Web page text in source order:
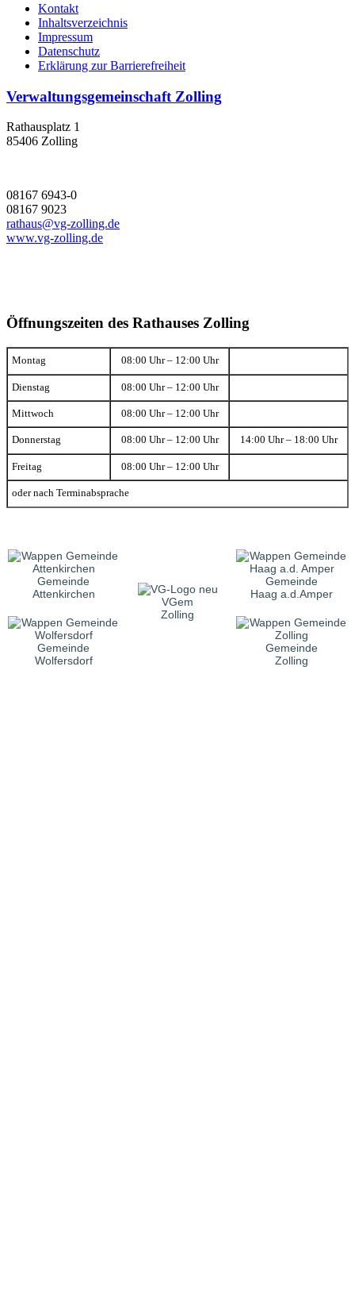
Kontakt
Inhaltsverzeichnis
Impressum
Datenschutz
Erklärung zur Barrierefreiheit
Verwaltungsgemeinschaft Zolling
Rathausplatz 1
85406 Zolling
08167 6943-0
08167 9023
rathaus@vg-zolling.de
www.vg-zolling.de
Öffnungszeiten des Rathauses Zolling
Montag 08:00 Uhr – 12:00 Uhr
Dienstag 08:00 Uhr – 12:00 Uhr
Mittwoch 08:00 Uhr – 12:00 Uhr
Donnerstag 08:00 Uhr – 12:00 Uhr 14:00 Uhr – 18:00 Uhr
Freitag 08:00 Uhr – 12:00 Uhr
oder nach Terminabsprache
Gemeinde
Attenkirchen
VGem
Zolling
Gemeinde
Haag a.d.Amper
Gemeinde
Wolfersdorf
Gemeinde
Zolling